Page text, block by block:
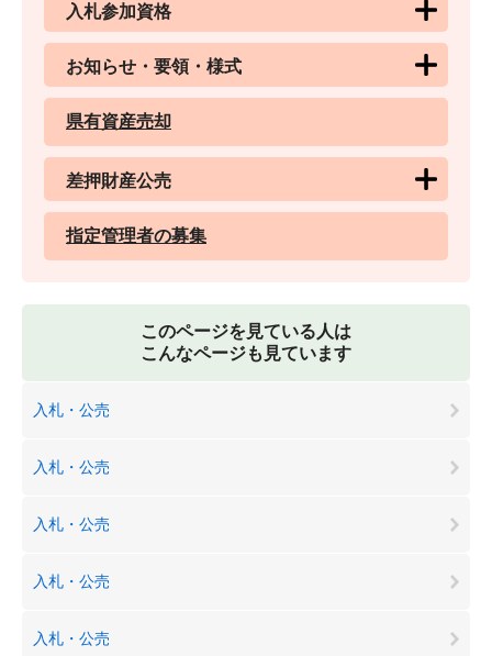
入札参加資格
お知らせ・要領・様式
県有資産売却
差押財産公売
指定管理者の募集
このページを見ている人は
こんなページも見ています
入札・公売
入札・公売
入札・公売
入札・公売
入札・公売